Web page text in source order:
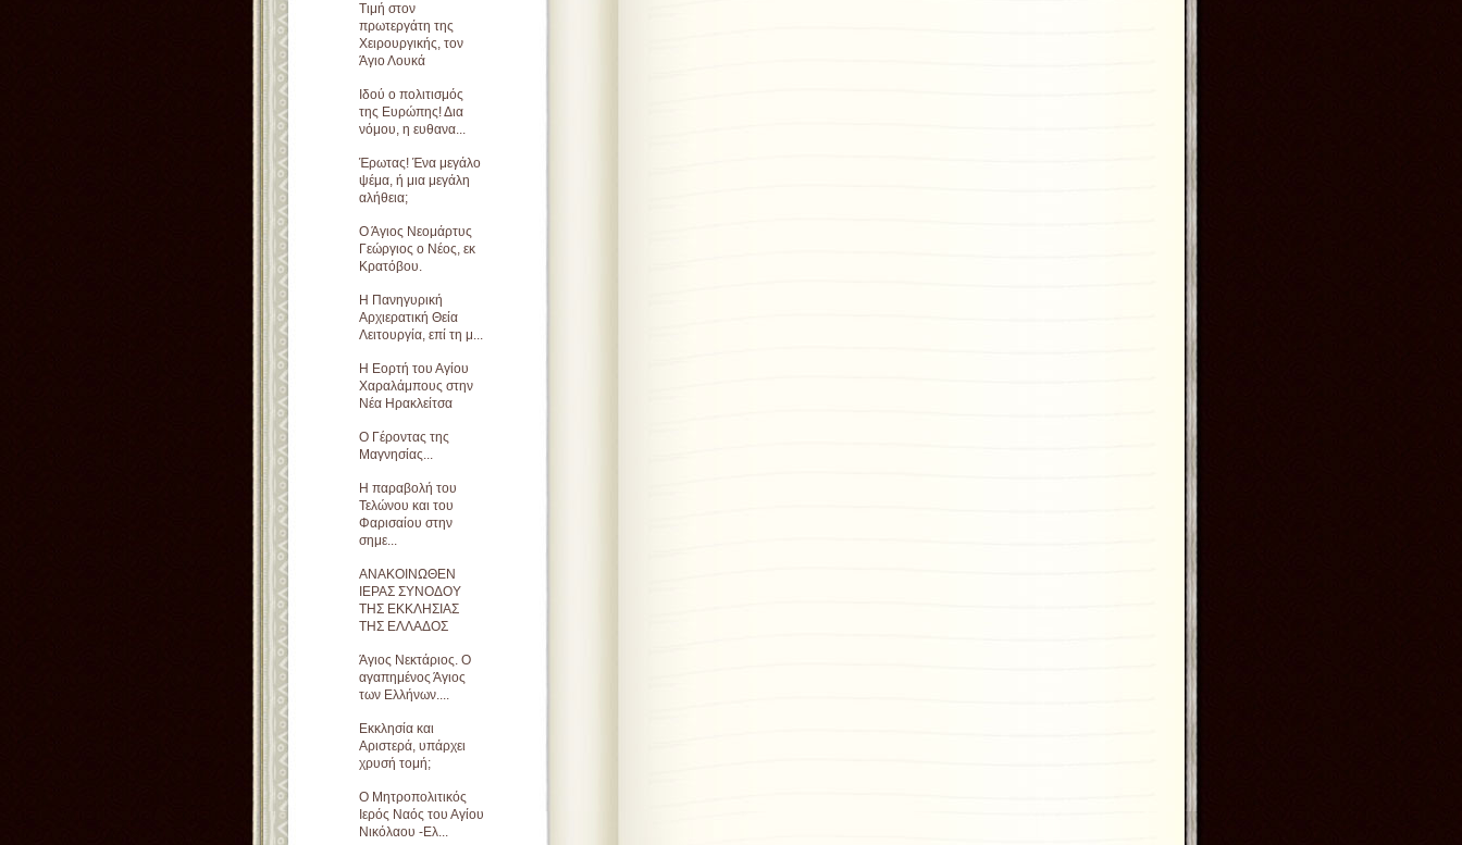
Τιμή στον
πρωτεργάτη της
Χειρουργικής, τον
Άγιο Λουκά
Ιδού ο πολιτισμός
της Ευρώπης! Δια
νόμου, η ευθανα...
Έρωτας! Ένα μεγάλο
ψέμα, ή μια μεγάλη
αλήθεια;
Ο Άγιος Νεομάρτυς
Γεώργιος ο Νέος, εκ
Κρατόβου.
Η Πανηγυρική
Αρχιερατική Θεία
Λειτουργία, επί τη μ...
Η Εορτή του Αγίου
Χαραλάμπους στην
Νέα Ηρακλείτσα
Ο Γέροντας της
Μαγνησίας...
Η παραβολή του
Τελώνου και του
Φαρισαίου στην
σημε...
ΑΝΑΚΟΙΝΩΘΕΝ
ΙΕΡΑΣ ΣΥΝΟΔΟΥ
ΤΗΣ ΕΚΚΛΗΣΙΑΣ
ΤΗΣ ΕΛΛΑΔΟΣ
Άγιος Νεκτάριος. Ο
αγαπημένος Άγιος
των Ελλήνων....
Εκκλησία και
Αριστερά, υπάρχει
χρυσή τομή;
Ο Μητροπολιτικός
Ιερός Ναός του Αγίου
Νικόλαου -Ελ...